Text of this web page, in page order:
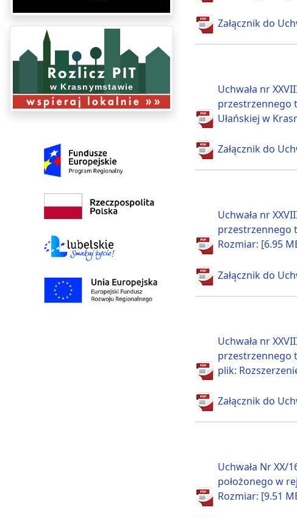
Załącznik do
Uchwała nr
przestrzennego
Ułańskiej w
Załącznik do
Uchwała nr
przestrzennego
Rozmiar: [6.95
Załącznik do
Uchwała nr
przestrzennego
plik:
Załącznik do
Uchwała Nr
położonego w
Rozmiar: [9.51